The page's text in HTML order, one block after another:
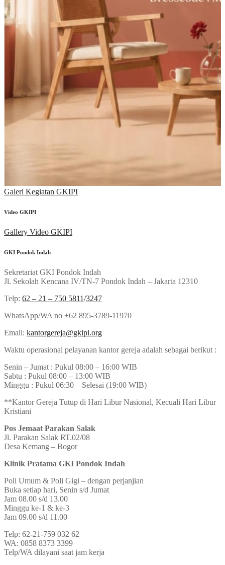
Galeri Kegiatan GKIPI
Video GKIPI
Gallery Video GKIPI
GKI Pondok Indah
Sekretariat GKI Pondok Indah
Jl. Sekolah Kencana IV/TN-7 Pondok Indah – Jakarta 12310
Telp: 62 – 21 – 750 5811/3247
WhatsApp/WA no +62 895-3789-11970
Email: kantorgereja@gkipi.org
Waktu operasional pelayanan kantor gereja adalah sebagai berikut :
Senin – Jumat : Pukul 08:00 – 16:00 WIB
Sabtu : Pukul 08:00 – 13:00 WIB
Minggu : Pukul 06:30 – Selesai (19:00 WIB)
**Kantor Gereja Tutup di Hari Libur Nasional, Kecuali Hari Libur
Kristiani
Pos Jemaat Parakan Salak
Jl. Parakan Salak RT.02/08
Desa Kemang – Bogor
Klinik Pratama GKI Pondok Indah
Poli Umum & Poli Gigi – dengan perjanjian
Buka setiap hari, Senin s/d Jumat
Jam 08.00 s/d 13.00
Minggu ke-1 & ke-3
Jam 09.00 s/d 11.00
Telp: 62-21-759 032 62
WA: 0858 8373 3399
Telp/WA dilayani saat jam kerja